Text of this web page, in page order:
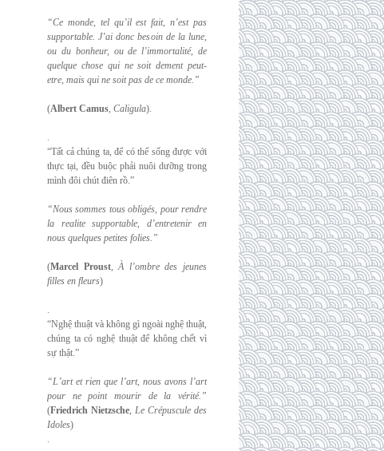
“Ce monde, tel qu’il est fait, n’est pas
supportable. J’ai donc besoin de la lune,
ou du bonheur, ou de l’immortalité, de
quelque chose qui ne soit dement peut-
etre, mais qui ne soit pas de ce monde.”
(Albert Camus, Caligula).
.
“Tất cả chúng ta, để có thể sống được với
thực tại, đều buộc phải nuôi dưỡng trong
mình đôi chút điên rồ.”
“Nous sommes tous obligés, pour rendre
la realite supportable, d’entretenir en
nous quelques petites folies.”
(Marcel Proust,À l’ombre des jeunes
filles en fleurs)
.
“Nghệ thuật và không gì ngoài nghệ thuật,
chúng ta có nghệ thuật để không chết vì
sự thật.”
“L’art et rien que l’art, nous avons l’art
pour ne point mourir de la vérité.”
(Friedrich Nietzsche, Le Crépuscule des
Idoles)
.